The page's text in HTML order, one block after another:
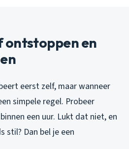
ontstoppen en
eerst zelf, maar wanneer
simpele regel. Probeer
een uur. Lukt dat niet, en
Dan bel je een